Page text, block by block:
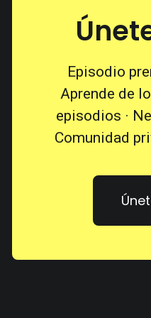
Episodio
Aprende de
episodios ·
Comunidad